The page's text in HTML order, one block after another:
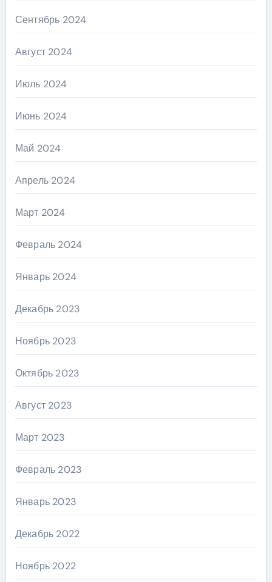
Сентябрь 2024
Август 2024
Июль 2024
Июнь 2024
Май 2024
Апрель 2024
Март 2024
Февраль 2024
Январь 2024
Декабрь 2023
Ноябрь 2023
Октябрь 2023
Август 2023
Март 2023
Февраль 2023
Январь 2023
Декабрь 2022
Ноябрь 2022